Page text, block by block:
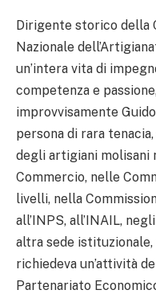
Dirigente storico della
Nazionale
un’intera vita di
competenza e
improvvisamente
persona di rara
degli artigiani molisani
Commercio, nelle
livelli, nella
all’INPS, all’INAIL,
altra sede
richiedeva un’attività
Partenariato